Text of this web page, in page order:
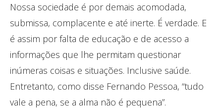
Nossa sociedade é por demais acomodada,
submissa, complacente e até inerte. É verdade. E
é assim por falta de educação e de acesso a
informações que lhe permitam questionar
inúmeras coisas e situações. Inclusive saúde.
Entretanto, como disse Fernando Pessoa, “tudo
vale a pena, se a alma não é pequena”.